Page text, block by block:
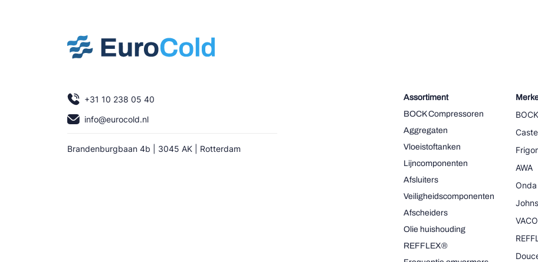
+31 10 238 05 40
info@eurocold.nl
Brandenburgbaan 4b | 3045 AK | Rotterdam
Assortiment
BOCK Compressoren
Aggregaten
Vloeistoftanken
Lijncomponenten
Afsluiters
Veiligheidscomponenten
Afscheiders
Olie huishouding
REFFLEX®
BOCK
AWA
Onda